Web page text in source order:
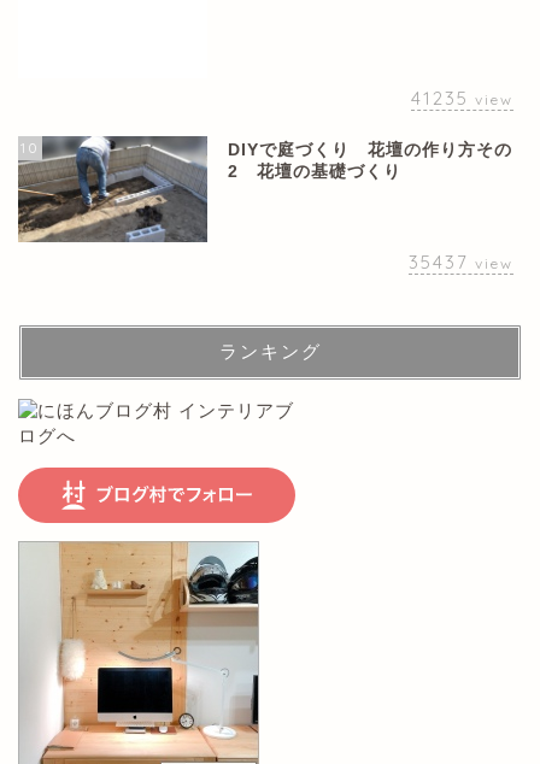
41235 view
10
DIYで庭づくり 花壇の作り方その
2 花壇の基礎づくり
35437 view
ランキング